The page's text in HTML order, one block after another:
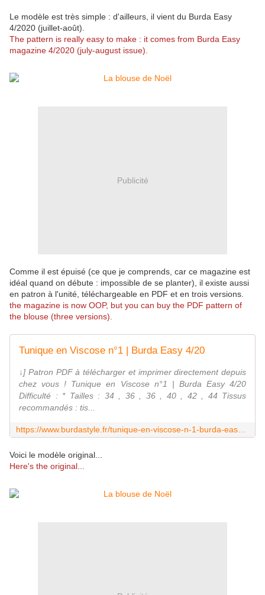
Le modèle est très simple : d'ailleurs, il vient du Burda Easy
4/2020 (juillet-août).
The pattern is really easy to make : it comes from Burda Easy
magazine 4/2020 (july-august issue).
Publicité
Comme il est épuisé (ce que je comprends, car ce magazine est
idéal quand on débute : impossible de se planter), il existe aussi
en patron à l'unité, téléchargeable en PDF et en trois versions.
the magazine is now OOP, but you can buy the PDF pattern of
the blouse (three versions).
Tunique en Viscose n°1 | Burda Easy 4/20
↓] Patron PDF à télécharger et imprimer directement depuis
chez vous ! Tunique en Viscose n°1 | Burda Easy 4/20
Difficulté : * Tailles : 34 , 36 , 36 , 40 , 42 , 44 Tissus
recommandés : tis...
Voici le modèle original...
Here's the original...